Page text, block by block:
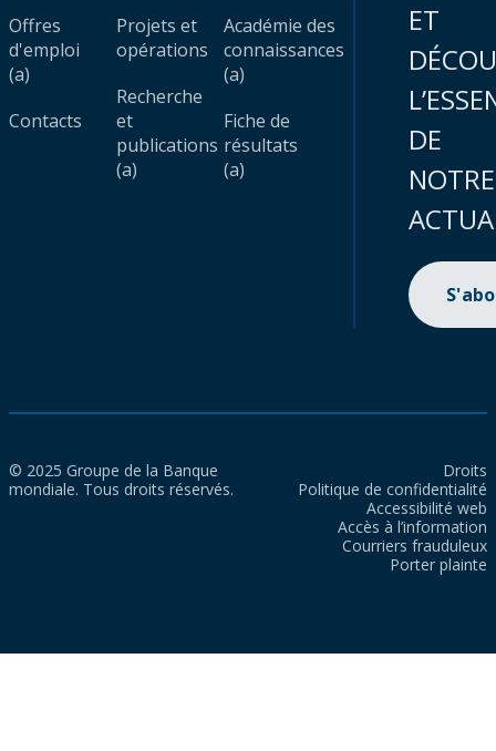
Offres
d'emploi
(a)
Contacts
Projets et
opérations
Recherche
et
publications
(a)
Académie des
connaissances
(a)
Fiche de
résultats
(a)
ET
DE
NOTRE
© 2025 Groupe de la Banque
mondiale. Tous droits réservés.
Droits
Politique de confidentialité
Accessibilité web
Accès à l’information
Courriers frauduleux
Porter plainte